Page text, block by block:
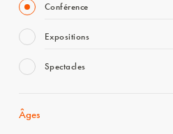
Conférence
Expositions
Spectacles
Âges